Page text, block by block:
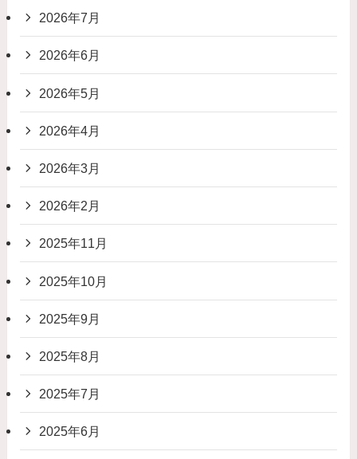
2026年7月
2026年6月
2026年5月
2026年4月
2026年3月
2026年2月
2025年11月
2025年10月
2025年9月
2025年8月
2025年7月
2025年6月